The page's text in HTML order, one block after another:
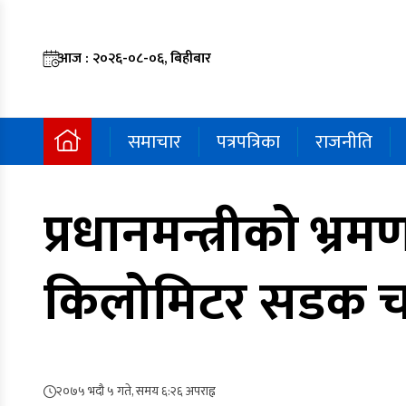
आज : २०२६-०८-०६, बिहीबार
समाचार पत्रपत्रिका राजनीति
प्रधानमन्त्रीको
किलोमिटर सडक
२०७५ भदौ ५ गते, समय ६:२६ अपराह्न